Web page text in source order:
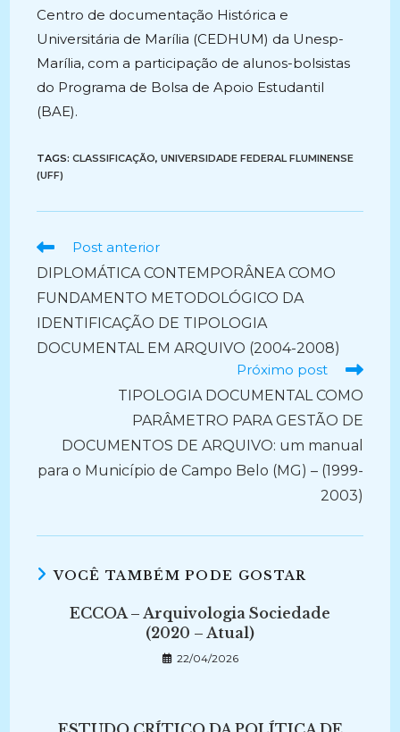
Centro de documentação Histórica e
Universitária de Marília (CEDHUM) da Unesp-
Marília, com a participação de alunos-bolsistas
do Programa de Bolsa de Apoio Estudantil
(BAE).
TAGS:CLASSIFICAÇÃO, UNIVERSIDADE FEDERAL FLUMINENSE
(UFF)
Ler
artigos
Post anterior
DIPLOMÁTICA CONTEMPORÂNEA COMO
FUNDAMENTO METODOLÓGICO DA
IDENTIFICAÇÃO DE TIPOLOGIA
DOCUMENTAL EM ARQUIVO (2004-2008)
Próximo post
TIPOLOGIA DOCUMENTAL COMO
PARÂMETRO PARA GESTÃO DE
DOCUMENTOS DE ARQUIVO: um manual
para o Município de Campo Belo (MG) – (1999-
2003)
VOCÊ TAMBÉM PODE GOSTAR
ECCOA – Arquivologia Sociedade
(2020 – Atual)
22/04/2026